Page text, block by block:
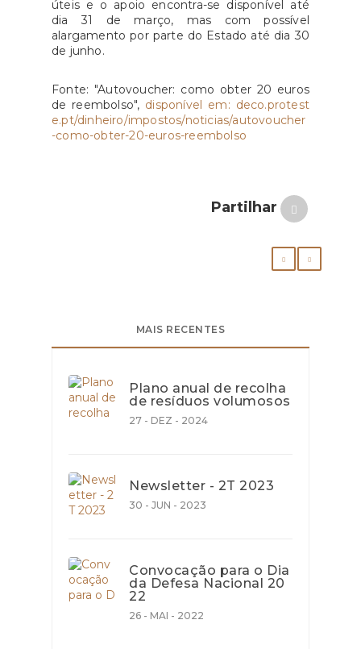
úteis e o apoio encontra-se disponível até
dia 31 de março, mas com possível
alargamento por parte do Estado até dia 30
de junho.
Fonte: "Autovoucher: como obter 20 euros
de reembolso", disponível em: deco.protest
e.pt/dinheiro/impostos/noticias/autovoucher
-como-obter-20-euros-reembolso
Partilhar
MAIS RECENTES
Plano anual de recolha
de resíduos volumosos
27 - DEZ - 2024
Newsletter - 2T 2023
30 - JUN - 2023
Convocação para o Dia
da Defesa Nacional 20
22
26 - MAI - 2022